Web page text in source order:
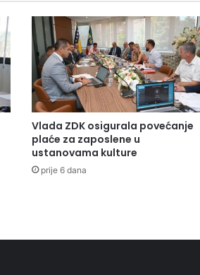
Vlada ZDK osigurala povećanje
plaće za zaposlene u
ustanovama kulture
prije 6 dana